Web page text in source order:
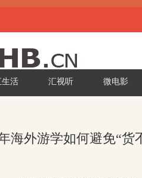
生活 汇视听 微电影
海外游学如何避免“货